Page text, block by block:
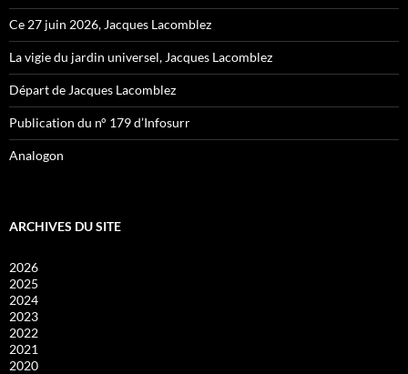
Ce 27 juin 2026, Jacques Lacomblez
La vigie du jardin universel, Jacques Lacomblez
Départ de Jacques Lacomblez
Publication du n° 179 d’Infosurr
Analogon
ARCHIVES DU SITE
2026
2025
2024
2023
2022
2021
2020